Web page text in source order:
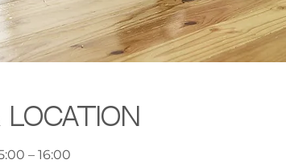
Location
– 16:00